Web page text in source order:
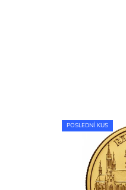
POSLEDNÍ KUS